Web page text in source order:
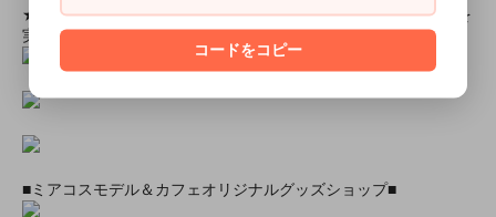
★ミアカフェ・ミアリラではミアコス衣装を着用したイベントを
実施中★
■ミアコスモデル＆カフェオリジナルグッズショップ■
コードをコピー